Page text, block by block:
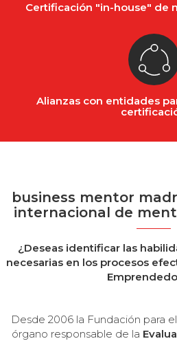
Certificación "in-house" de
Alianzas con entidades
business mentor
internacional de
¿Deseas identificar las
necesarias en los procesos
Desde 2006 la Fundación para
órgano responsable de la